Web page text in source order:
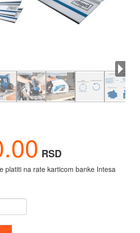
RSD
platiti na rate karticom banke Intesa